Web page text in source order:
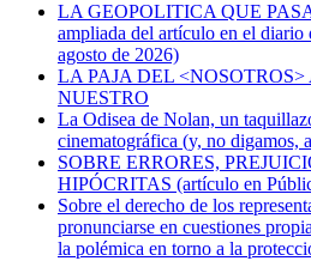
LA GEOPOLITICA QUE
ampliada del artículo en el
agosto de 2026)
LA PAJA DEL
NUESTRO
La Odisea de Nolan, un
cinematográfica (y, no digamos,
SOBRE ERRORES,
HIPÓCRITAS (artículo en
Sobre el derecho de los
pronunciarse en cuestiones
la polémica en torno a la